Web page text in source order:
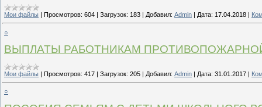
Мои файлы Просмотров: 604 Загрузок: 183 Добавил: Admin Дата: 17.04.2018
○
ВЫПЛАТЫ РАБОТНИКАМ
Мои файлы | Просмотров: 417 | Загрузок: 205 | Добавил: Admin | Дата: 31.01.2017 |
○